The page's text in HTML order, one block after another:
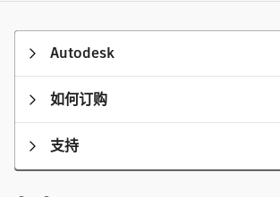
Autodesk
如何订购
支持